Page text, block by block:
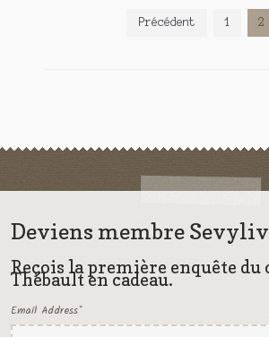
Navigation
Précédent 1 2
Deviens membre
Reçois la première enquête du
Thébault en cadeau.
Email Address*